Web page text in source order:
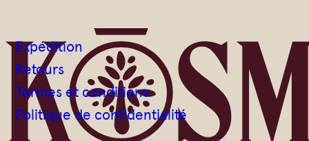
Exfoliants
Gommages
Huiles à massage
Hydratants
Expédition
Retours
Termes et conditions
Politique de confidentialité